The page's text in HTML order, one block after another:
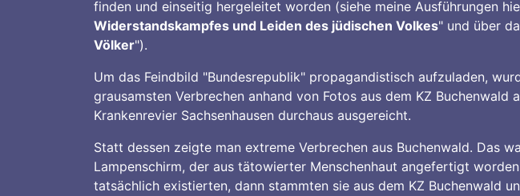
finden und einseitig hergeleitet worden (siehe meine Ausführungen
Widerstandskampfes und Leiden des jüdischen Volkes" und über
Völker").
Um das Feindbild "Bundesrepublik" propagandistisch aufzuladen,
grausamsten Verbrechen anhand von Fotos aus dem KZ
Krankenrevier Sachsenhausen durchaus ausgereicht.
Statt dessen zeigte man extreme Verbrechen aus Buchenwald. Das
Lampenschirm, der aus tätowierter Menschenhaut angefertigt
tatsächlich existierten, dann stammten sie aus dem KZ Buchenwald